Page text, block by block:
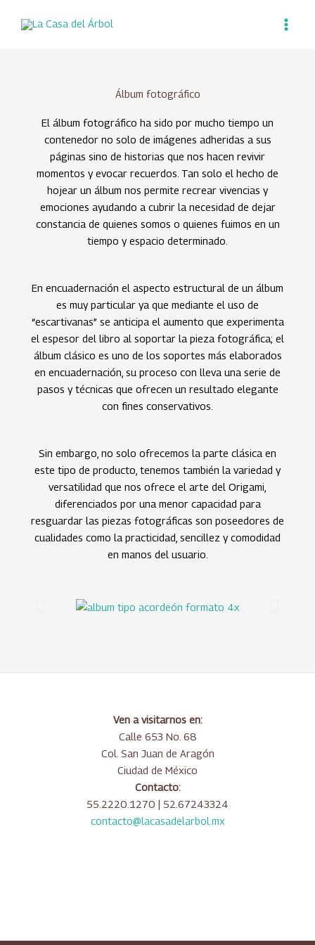
Álbum fotográfico
El álbum fotográfico ha sido por mucho tiempo un
contenedor no solo de imágenes adheridas a sus
páginas sino de historias que nos hacen revivir
momentos y evocar recuerdos. Tan solo el hecho de
hojear un álbum nos permite recrear vivencias y
emociones ayudando a cubrir la necesidad de dejar
constancia de quienes somos o quienes fuimos en un
tiempo y espacio determinado.
En encuadernación el aspecto estructural de un álbum
es muy particular ya que mediante el uso de
“escartivanas” se anticipa el aumento que experimenta
el espesor del libro al soportar la pieza fotográfica; el
álbum clásico es uno de los soportes más elaborados
en encuadernación, su proceso con lleva una serie de
pasos y técnicas que ofrecen un resultado elegante
con fines conservativos.
Sin embargo, no solo ofrecemos la parte clásica en
este tipo de producto, tenemos también la variedad y
versatilidad que nos ofrece el arte del Origami,
diferenciados por una menor capacidad para
resguardar las piezas fotográficas son poseedores de
cualidades como la practicidad, sencillez y comodidad
en manos del usuario.
Ven a visitarnos en:
Calle 653 No. 68
Col. San Juan de Aragón
Ciudad de México
Contacto:
55.2220.1270 | 52.67243324
contacto@lacasadelarbol.mx